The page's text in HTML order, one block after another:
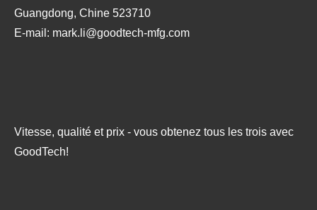
Guangdong, Chine 523710
E-mail: mark.li@goodtech-mfg.com
Vitesse, qualité et prix - vous obtenez tous les trois avec
GoodTech!